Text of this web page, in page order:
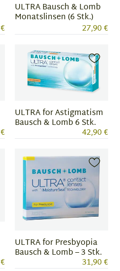
ULTRA Bausch & Lomb
Monatslinsen (6 Stk.)
27,90 €
ULTRA for Astigmatism
Bausch & Lomb 6 Stk.
42,90 €
ULTRA for Presbyopia
Bausch & Lomb – 3 Stk.
31,90 €